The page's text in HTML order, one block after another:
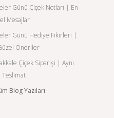
Günü Çiçek Notları | En
Mesajlar
Günü Hediye Fikirleri |
Öneriler
Çiçek Siparişi | Aynı
Teslimat
Blog Yazıları